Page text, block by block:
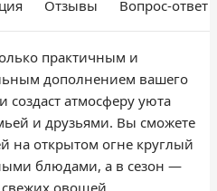
Отзывы Вопрос-ответ
практичным и
дополнением вашего
создаст атмосферу уюта
и друзьями. Вы сможете
на открытом огне круглый
блюдами, а в сезон —
свежих овощей.